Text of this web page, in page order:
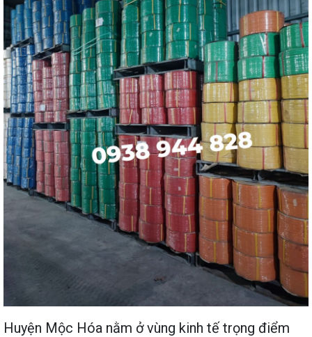
Huyện Mộc Hóa nằm ở vùng kinh tế trọng điểm